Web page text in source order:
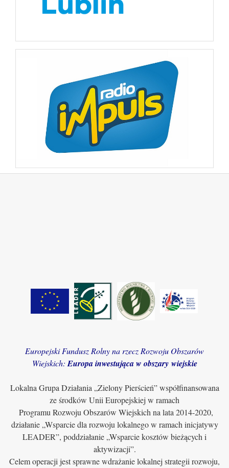
Europejski Fundusz Rolny na rzecz Rozwoju Obszarów
Wiejskich: Europa inwestująca w obszary wiejskie
Lokalna Grupa Działania „Zielony Pierścień” współfinansowana
ze środków Unii Europejskiej w ramach
Programu Rozwoju Obszarów Wiejskich na lata 2014-2020,
działanie „Wsparcie dla rozwoju lokalnego w ramach inicjatywy
LEADER”, poddziałanie „Wsparcie kosztów bieżących i
aktywizacji”.
Celem operacji jest sprawne wdrażanie lokalnej strategii rozwoju,